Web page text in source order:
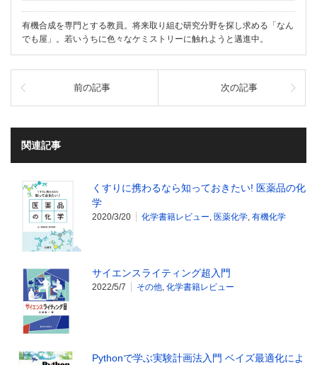
有機合成を専門とする教員。将来取り組む研究分野を探し求める「なん
でも屋」。若いうちに色々なケミストリーに触れようと邁進中。
前の記事 次の記事
関連記事
くすりに携わるなら知っておきたい! 医薬品の化
学
2020/3/20 化学書籍レビュー, 医薬化学, 有機化学
サイエンスライティング超入門
2022/5/7 その他, 化学書籍レビュー
Pythonで学ぶ実験計画法入門 ベイズ最適化によ